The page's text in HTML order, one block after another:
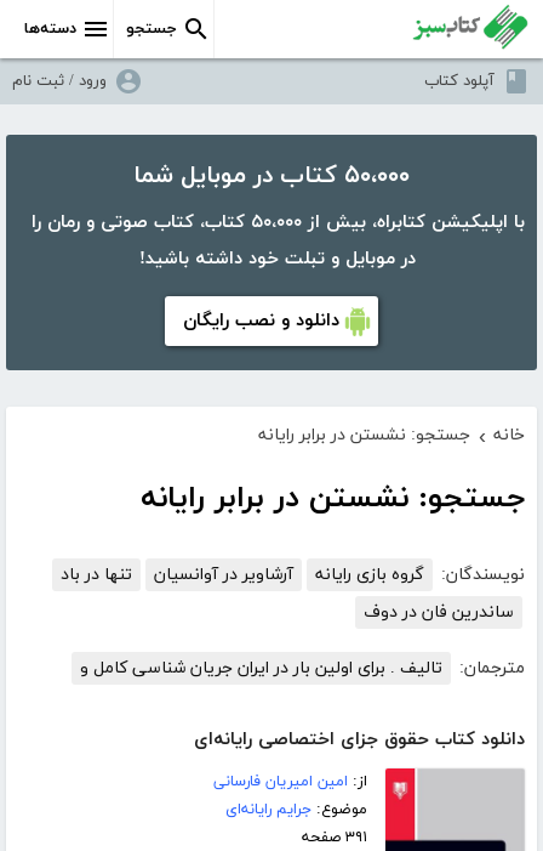
دسته‌ها جستجو
آپلود کتاب ورود / ثبت نام
۵۰،۰۰۰ کتاب در موبایل شما
با اپلیکیشن کتابراه، بیش از ۵۰،۰۰۰ کتاب، کتاب صوتی و رمان را
در موبایل و تبلت خود داشته باشید!
دانلود و نصب رایگان
خانه › جستجو: نشستن در برابر رایانه
جستجو: نشستن در برابر رایانه
نویسندگان: گروه بازی رایانه آرشاویر در آوانسیان
تنها در باد
ساندرین فان در دوف
مترجمان: تالیف . برای اولین بار در ایران جریان شناسی کامل و
دانلود کتاب حقوق جزای اختصاصی رایانه‌ای
از: امین امیریان فارسانی
موضوع:جرایم رایانه‌ای
۳۹۱ صفحه